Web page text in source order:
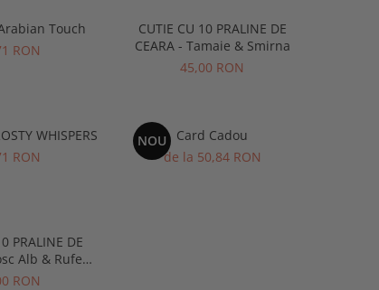
Touch
RON
CUTIE CU 10 PRALINE DE
CEARA - Tamaie & Smirna
45,00 RON
WHISPERS
RON
NOU
Card Cadou
de la 50,84 RON
PRALINE DE
Alb & Rufe
RON